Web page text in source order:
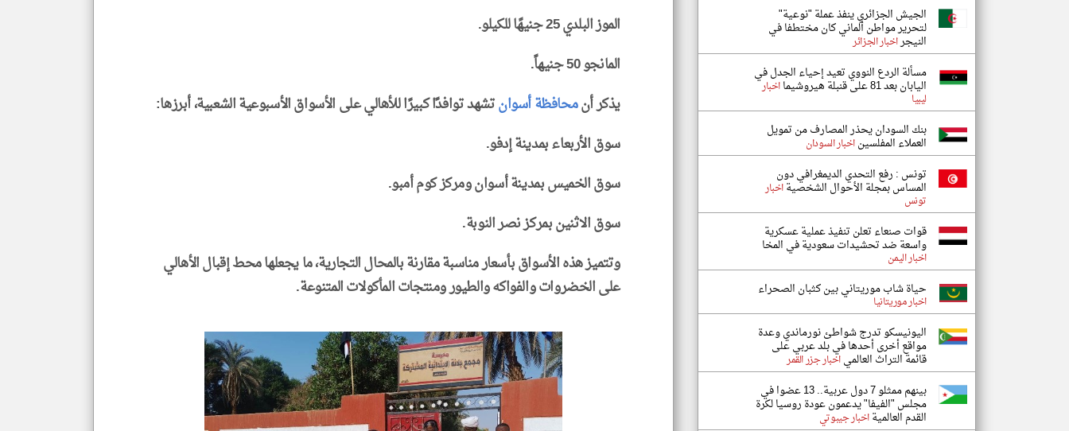
الموز البلدي 25 جنيهًا للكيلو.
المانجو 50 جنيهاً.
يذكر أنمحافظة أسوانتشهد توافدًا كبيرًا للأهالي على الأسواق الأسبوعية الشعبية، أبرزها:
سوق الأربعاء بمدينة إدفو.
سوق الخميس بمدينة أسوان ومركز كوم أمبو.
سوق الاثنين بمركز نصر النوبة.
وتتميز هذه الأسواق بأسعار مناسبة مقارنة بالمحال التجارية، ما يجعلها محط إقبال الأهالي
على الخضروات والفواكه والطيور ومنتجات المأكولات المتنوعة.
الجيش الجزائري ينفذ عملة "نوعية"
لتحرير مواطن ألماني كان مختطفا في
النيجراخبار الجزائر
مسألة الردع النووي تعيد إحياء الجدل في
اليابان بعد 81 على قنبلة هيروشيما اخبار
ليبيا
بنك السودان يحذر المصارف من تمويل
العملاء المفلسيناخبار السودان
تونس : ​رفع التحدي الديمغرافي دون
المساس بمجلة الأحوال الشخصيةاخبار
تونس
قوات صنعاء تعلن تنفيذ عملية عسكرية
واسعة ضد تحشيدات سعودية في المخا
اخبار اليمن
حياة شاب موريتاني بين كثبان الصحراء
اخبار موريتانيا
اليونيسكو تدرج شواطئ نورماندي وعدة
مواقع أخرى أحدها في بلد عربي على
قائمة التراث العالمياخبار جزر القمر
بينهم ممثلو 7 دول عربية.. 13 عضوا في
مجلس "الفيفا" يدعمون عودة روسيا لكرة
القدم العالميةاخبار جيبوتي